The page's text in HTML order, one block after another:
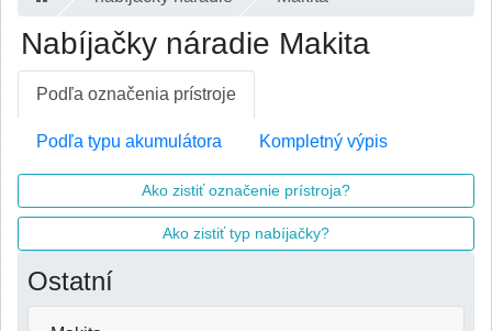
Nabíjačky náradie Makita
Podľa označenia prístroje
Podľa typu akumulátora Kompletný výpis
Ako zistiť označenie prístroja?
Ako zistiť typ nabíjačky?
Ostatní